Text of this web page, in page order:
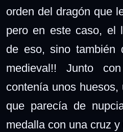
orden del dragón que
pero en este caso, el
de eso, sino también
medieval!!Junto
contenía unos
que parecía de
medalla con una cruz